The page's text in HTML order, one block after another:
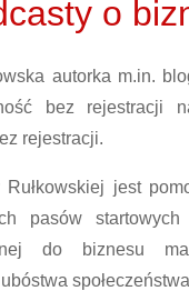
o
autorka m.in.
bez rejestracji
rejestracji.
Rułkowskiej jest
pasów startowych
do biznesu